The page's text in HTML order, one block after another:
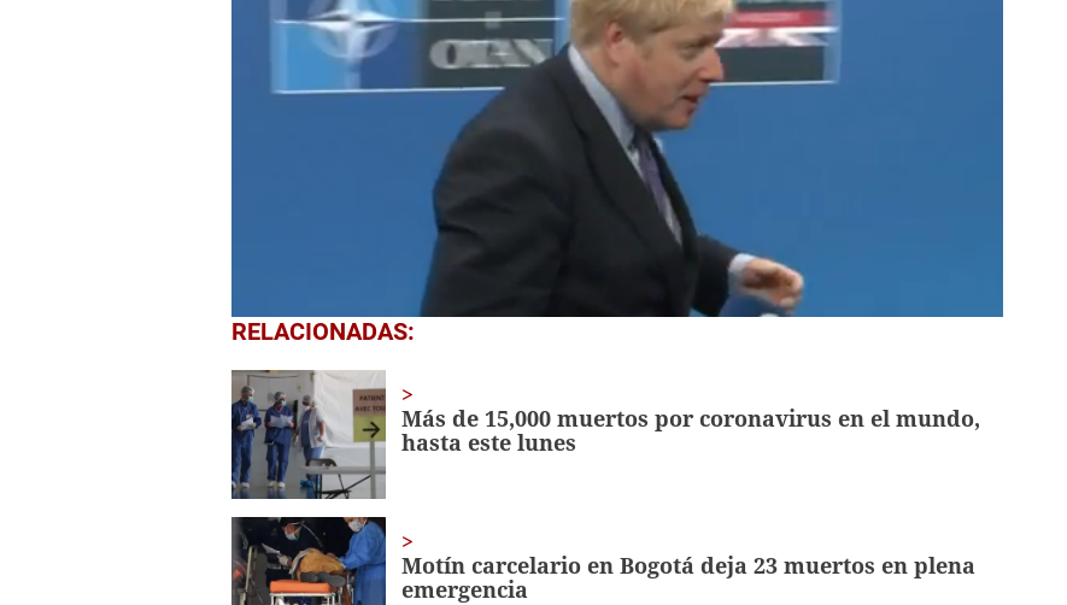
0
of
minute,
0Volume
0%
RELACIONADAS:
Más de 15,000 muertos por coronavirus en el mundo,
hasta este lunes
Motín carcelario en Bogotá deja 23 muertos en plena
emergencia